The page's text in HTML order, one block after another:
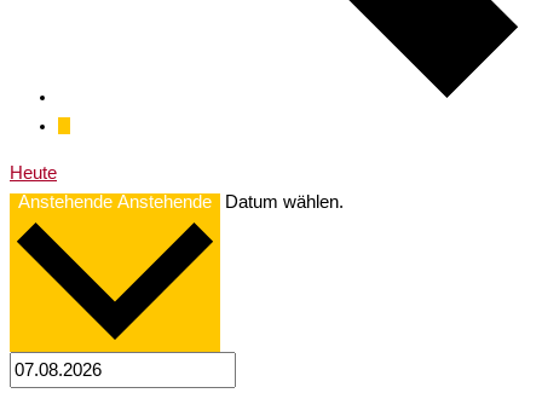
Heute
Anstehende Anstehende Datum wählen.